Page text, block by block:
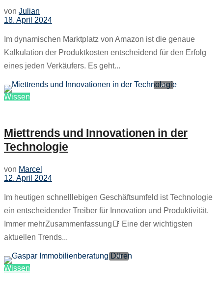
von Julian
18. April 2024
Im dynamischen Marktplatz von Amazon ist die genaue
Kalkulation der Produktkosten entscheidend für den Erfolg
eines jeden Verkäufers. Es geht...
Wissen
Miettrends und Innovationen in der
Technologie
von Marcel
12. April 2024
Im heutigen schnelllebigen Geschäftsumfeld ist Technologie
ein entscheidender Treiber für Innovation und Produktivität.
Immer mehrZusammenfassung📑 Eine der wichtigsten
aktuellen Trends...
Wissen